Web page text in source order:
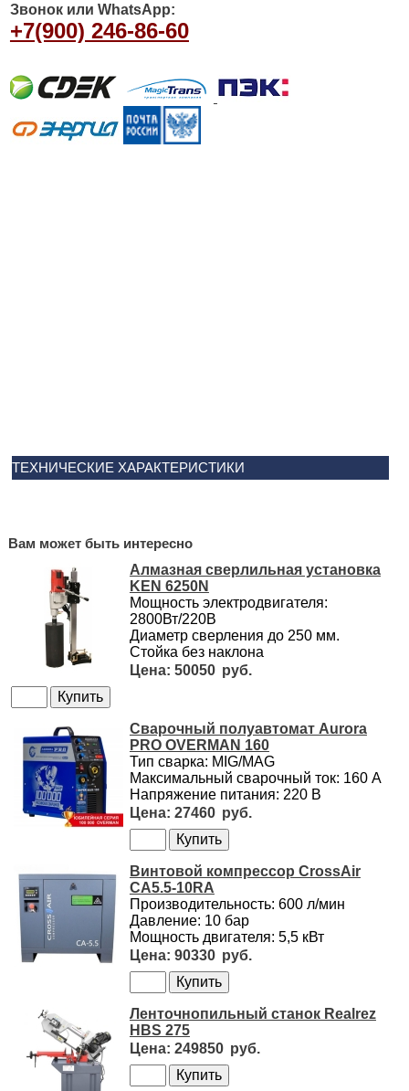
Звонок или WhatsApp:
+7(900) 246-86-60
ТЕХНИЧЕСКИЕ ХАРАКТЕРИСТИКИ
Вам может быть интересно
Алмазная сверлильная установка
KEN 6250N
Мощность электродвигателя:
2800Вт/220В
Диаметр сверления до 250 мм.
Стойка без наклона
50050
Сварочный полуавтомат Aurora
PRO OVERMAN 160
Тип сварка: MIG/MAG
Максимальный сварочный ток: 160 А
Напряжение питания: 220 В
27460
Винтовой компрессор CrossAir
CA5.5-10RA
Производительность: 600 л/мин
Давление: 10 бар
Мощность двигателя: 5,5 кВт
90330
Ленточнопильный станок Realrez
HBS 275
249850